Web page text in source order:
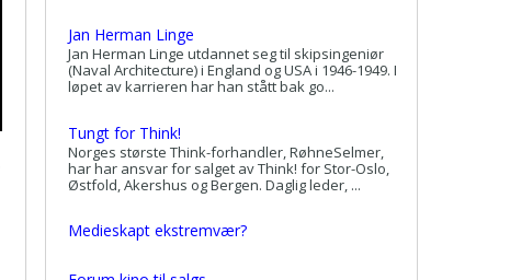
Jan Herman Linge
Jan Herman Linge utdannet seg til skipsingeniør
(Naval Architecture) i England og USA i 1946-1949. I
løpet av karrieren har han stått bak go...
Tungt for Think!
Norges største Think-forhandler, RøhneSelmer,
har har ansvar for salget av Think! for Stor-Oslo,
Østfold, Akershus og Bergen. Daglig leder, ...
Medieskapt ekstremvær?